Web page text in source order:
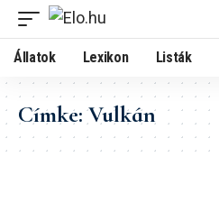
Állatok Lexikon Listák
Címke:Vulkán